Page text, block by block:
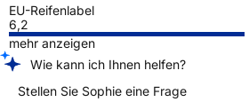
EU-Reifenlabel
6,2
mehr anzeigen
Wie kann ich Ihnen helfen?
Stellen Sie Sophie eine Frage